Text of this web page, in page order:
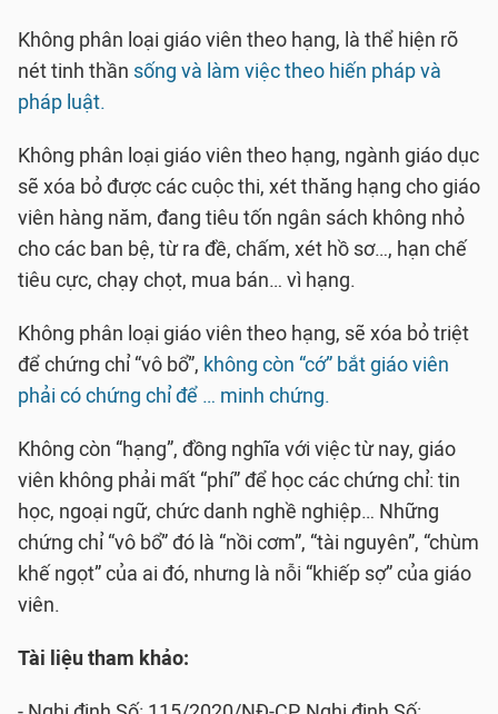
Không phân loại giáo viên theo hạng, là thể hiện rõ
nét tinh thần sống và làm việc theo hiến pháp và
pháp luật.
Không phân loại giáo viên theo hạng, ngành giáo dục
sẽ xóa bỏ được các cuộc thi, xét thăng hạng cho giáo
viên hàng năm, đang tiêu tốn ngân sách không nhỏ
cho các ban bệ, từ ra đề, chấm, xét hồ sơ…, hạn chế
tiêu cực, chạy chọt, mua bán… vì hạng.
Không phân loại giáo viên theo hạng, sẽ xóa bỏ triệt
để chứng chỉ “vô bổ”, không còn “cớ” bắt giáo viên
phải có chứng chỉ để … minh chứng.
Không còn “hạng”, đồng nghĩa với việc từ nay, giáo
viên không phải mất “phí” để học các chứng chỉ: tin
học, ngoại ngữ, chức danh nghề nghiệp… Những
chứng chỉ “vô bổ” đó là “nồi cơm”, “tài nguyên”, “chùm
khế ngọt” của ai đó, nhưng là nỗi “khiếp sợ” của giáo
viên.
Tài liệu tham khảo: